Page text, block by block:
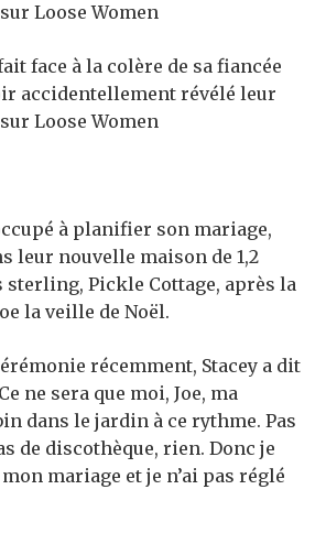
face à la colère de sa fiancée
accidentellement révélé leur
Loose Women
à planifier son mariage,
leur nouvelle maison de 1,2
Pickle Cottage, après la
la veille de Noël.
récemment, Stacey a dit
ne sera que moi, Joe, ma
dans le jardin à ce rythme. Pas
de discothèque, rien. Donc je
mariage et je n’ai pas réglé